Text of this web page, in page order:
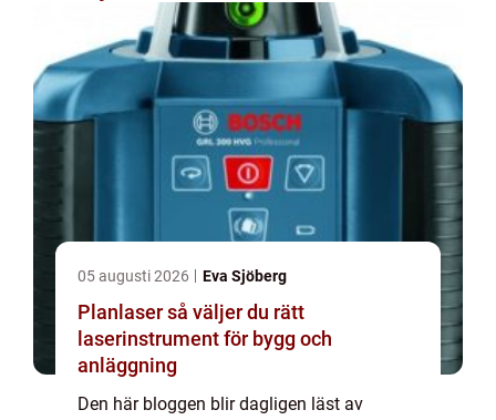
05 augusti 2026 Eva Sjöberg
Planlaser så väljer du rätt
laserinstrument för bygg och
anläggning
Den här bloggen blir dagligen läst av